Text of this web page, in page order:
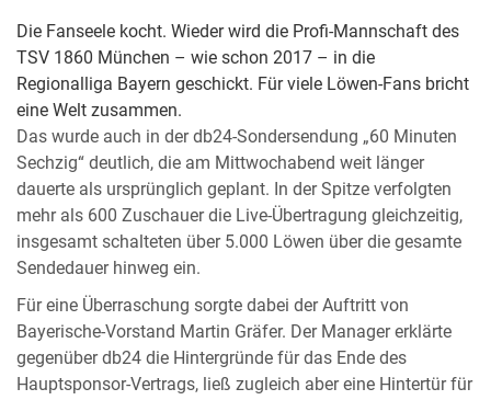
Die Fanseele kocht. Wieder wird die Profi-Mannschaft des
TSV 1860 München – wie schon 2017 – in die
Regionalliga Bayern geschickt. Für viele Löwen-Fans bricht
eine Welt zusammen.
Das wurde auch in der db24-Sondersendung „60 Minuten
Sechzig“ deutlich, die am Mittwochabend weit länger
dauerte als ursprünglich geplant. In der Spitze verfolgten
mehr als 600 Zuschauer die Live-Übertragung gleichzeitig,
insgesamt schalteten über 5.000 Löwen über die gesamte
Sendedauer hinweg ein.
Für eine Überraschung sorgte dabei der Auftritt von
Bayerische-Vorstand Martin Gräfer. Der Manager erklärte
gegenüber db24 die Hintergründe für das Ende des
Hauptsponsor-Vertrags, ließ zugleich aber eine Hintertür für